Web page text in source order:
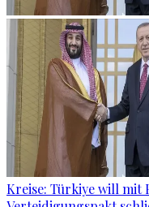
Kreise: Türkiye will mit